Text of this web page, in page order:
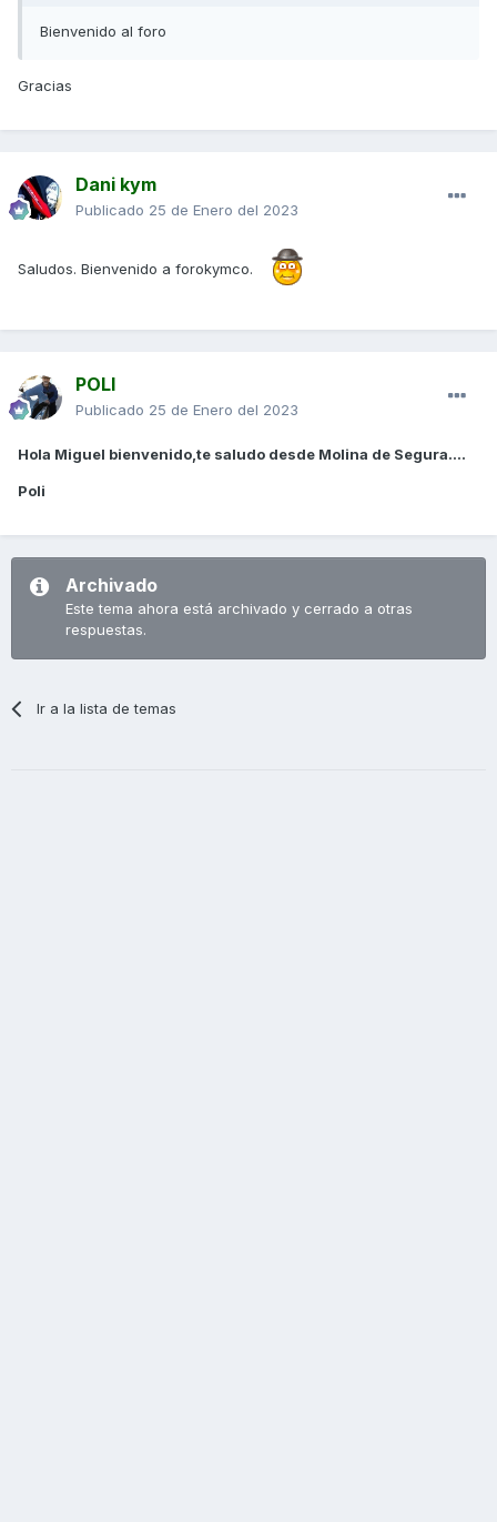
Bienvenido al foro
Gracias
Dani kym
Publicado 25 de Enero del 2023
Saludos. Bienvenido a forokymco.
POLI
Publicado 25 de Enero del 2023
Hola Miguel bienvenido,te saludo desde Molina de Segura....
Poli
Archivado
Este tema ahora está archivado y cerrado a otras
respuestas.
Ir a la lista de temas